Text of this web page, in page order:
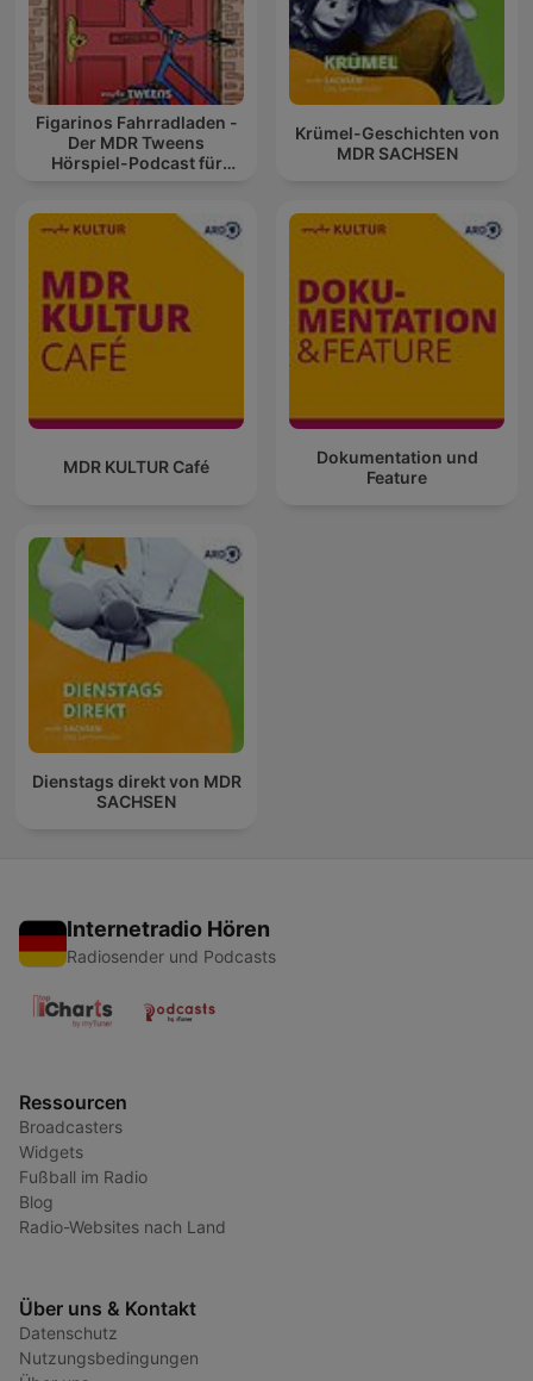
Figarinos Fahrradladen -
Der MDR Tweens
Hörspiel-Podcast für
Krümel-Geschichten von
MDR SACHSEN
MDR KULTUR Café
Dokumentation und
Feature
Dienstags direkt von MDR
SACHSEN
Internetradio Hören
Radiosender und Podcasts
Ressourcen
Broadcasters
Widgets
Fußball im Radio
Blog
Radio-Websites nach Land
Über uns & Kontakt
Datenschutz
Nutzungsbedingungen